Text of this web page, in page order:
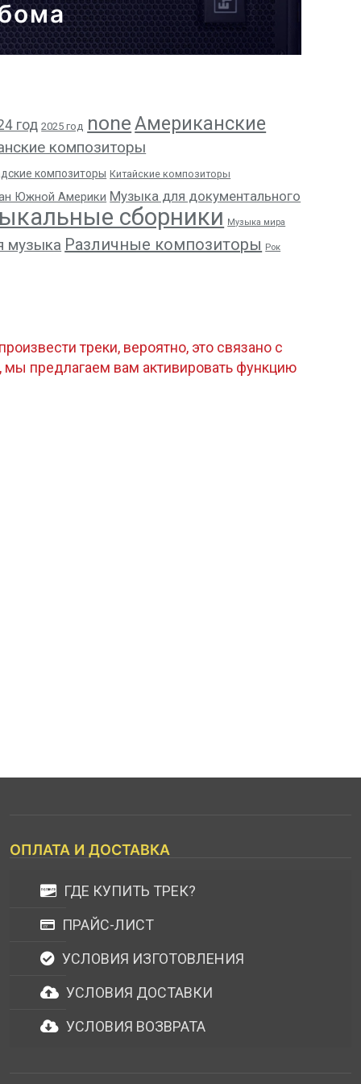
год 2025 год noneАмериканские
композиторы
композиторы Китайские композиторы
Южной Америки Музыка для документального
сборники Музыка мира
музыка Различные композиторы Рок
треки, вероятно, это связано с
предлагаем вам активировать функцию
ОПЛАТА И ДОСТАВКА
ГДЕ КУПИТЬ ТРЕК?
ПРАЙС-ЛИСТ
УСЛОВИЯ ИЗГОТОВЛЕНИЯ
УСЛОВИЯ ДОСТАВКИ
УСЛОВИЯ ВОЗВРАТА